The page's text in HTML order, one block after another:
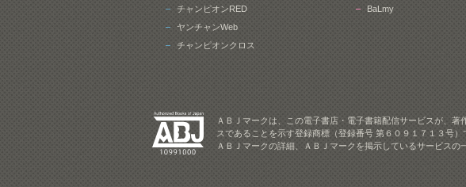
チャンピオンRED
ヤンチャンWeb
チャンピオンクロス
BaLmy
ＡＢＪマークは、この電子書店・電子書籍配信サービスが、
スであることを示す登録商標（登録番号 第６０９１７１３号）
ＡＢＪマークの詳細、ＡＢＪマークを掲示しているサービスの